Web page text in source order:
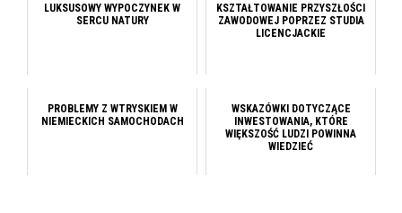
LUKSUSOWY WYPOCZYNEK W
SERCU NATURY
KSZTAŁTOWANIE PRZYSZŁOŚCI
ZAWODOWEJ POPRZEZ STUDIA
LICENCJACKIE
PROBLEMY Z WTRYSKIEM W
NIEMIECKICH SAMOCHODACH
WSKAZÓWKI DOTYCZĄCE
INWESTOWANIA, KTÓRE
WIĘKSZOŚĆ LUDZI POWINNA
WIEDZIEĆ